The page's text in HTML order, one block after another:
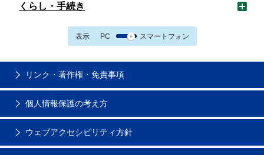
くらし・手続き
表示 PC スマートフォン
リンク・著作権・免責事項
個人情報保護の考え方
ウェブアクセシビリティ方針